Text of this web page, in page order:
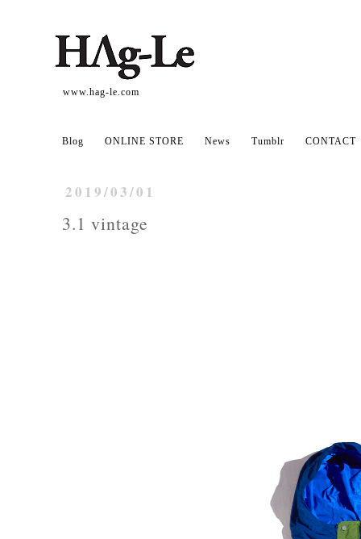
www.hag-le.com
Blog ONLINE STORE News Tumblr CONTACT
2019/03/01
3.1 vintage